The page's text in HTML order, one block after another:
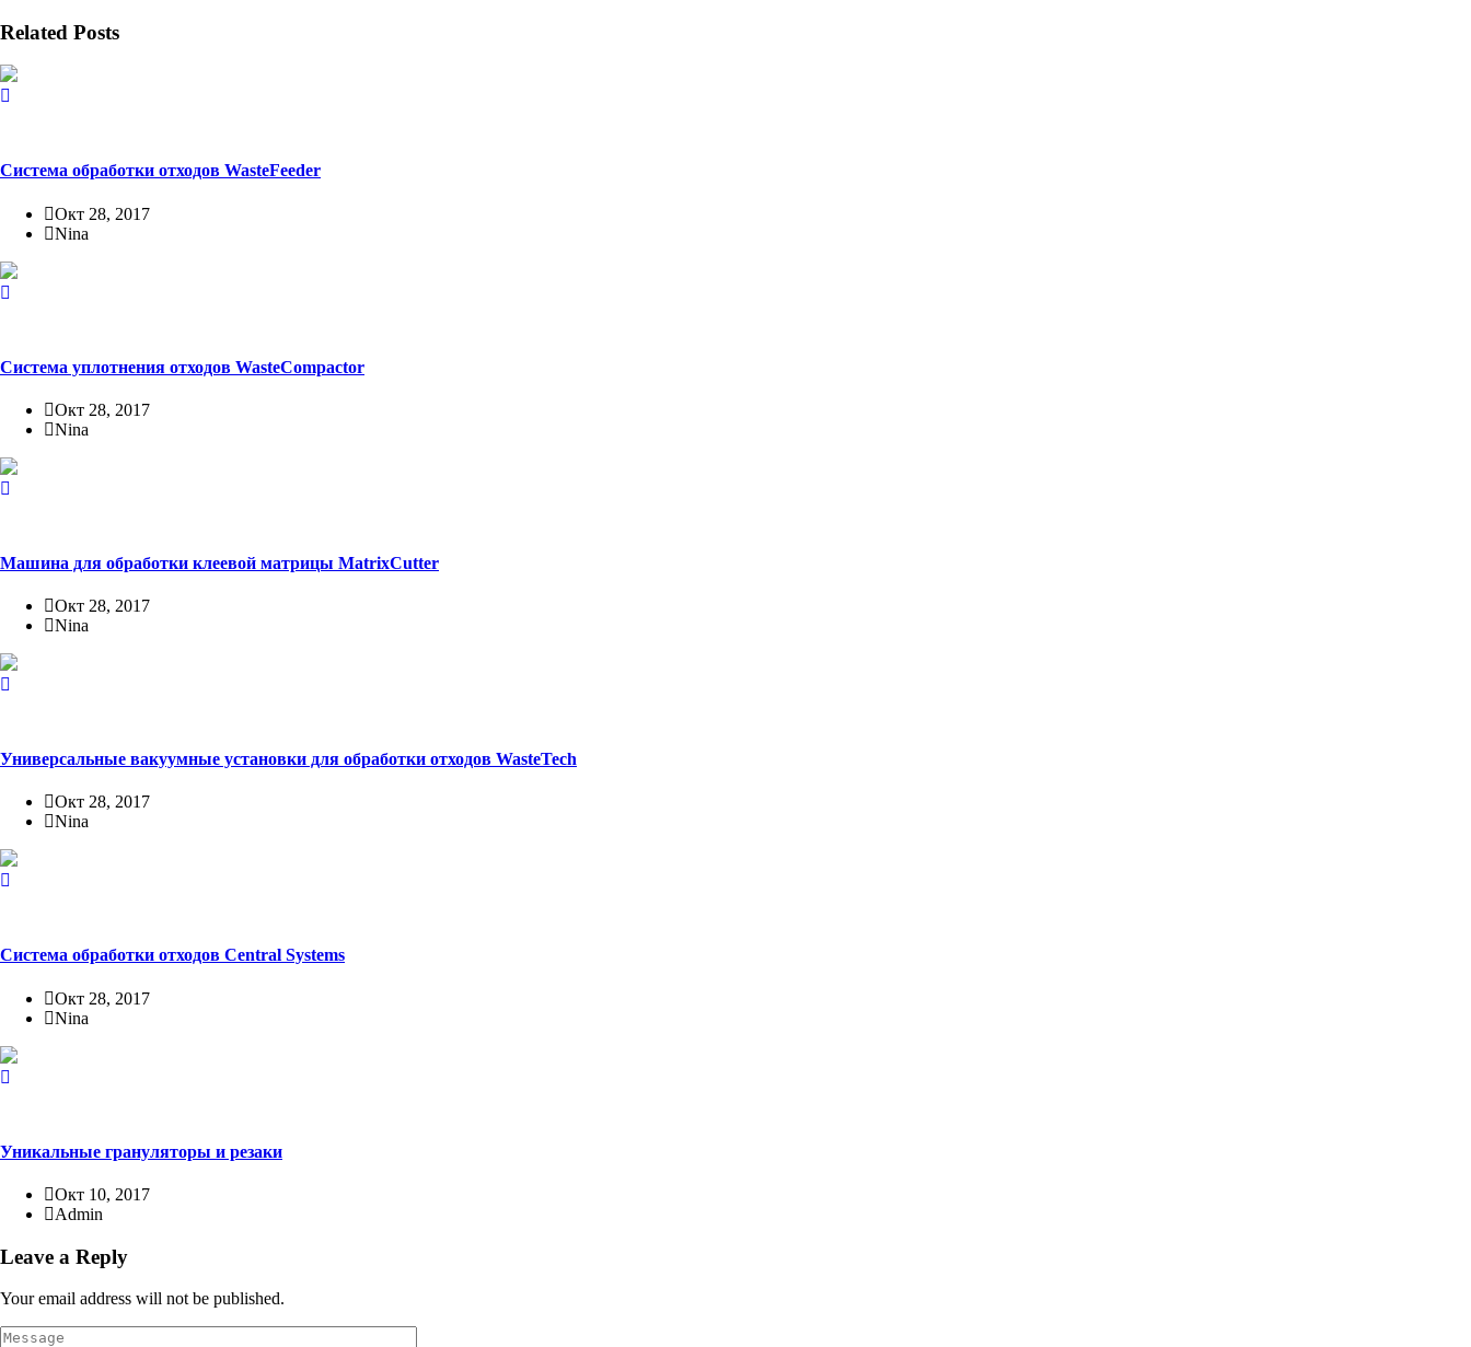
Related Posts
Система обработки отходов WasteFeeder
Окт 28, 2017
Nina
Система уплотнения отходов WasteCompactor
Окт 28, 2017
Nina
Машина для обработки клеевой матрицы MatrixCutter
Окт 28, 2017
Nina
Универсальные вакуумные установки для обработки отходов WasteTech
Окт 28, 2017
Nina
Система обработки отходов Central Systems
Окт 28, 2017
Nina
Уникальные грануляторы и резаки
Окт 10, 2017
Admin
Leave a Reply
Your email address will not be published.